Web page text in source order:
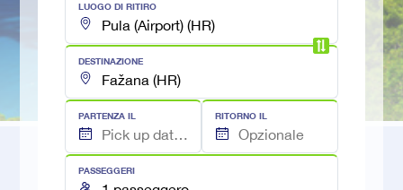
LUOGO DI RITIRO
DESTINAZIONE
PARTENZA IL RITORNO IL
PASSEGGERI